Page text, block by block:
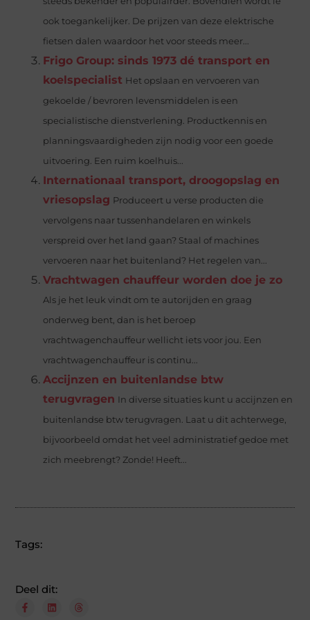
ook toegankelijker. De prijzen van deze elektrische
fietsen dalen waardoor het voor steeds meer...
Frigo Group: sinds 1973 dé transport en
koelspecialist Het opslaan en vervoeren van
gekoelde / bevroren levensmiddelen is een
specialistische dienstverlening. Productkennis en
planningsvaardigheden zijn nodig voor een goede
uitvoering. Een ruim koelhuis...
Internationaal transport, droogopslag en
vriesopslag Produceert u verse producten die
vervolgens naar tussenhandelaren en winkels
verspreid over het land gaan? Staal of machines
vervoeren naar het buitenland? Het regelen van...
Vrachtwagen chauffeur worden doe je zo
Als je het leuk vindt om te autorijden en graag
onderweg bent, dan is het beroep
vrachtwagenchauffeur wellicht iets voor jou. Een
vrachtwagenchauffeur is continu...
Accijnzen en buitenlandse btw
terugvragen In diverse situaties kunt u accijnzen en
buitenlandse btw terugvragen. Laat u dit achterwege,
bijvoorbeeld omdat het veel administratief gedoe met
zich meebrengt? Zonde! Heeft...
Tags:
Deel dit: